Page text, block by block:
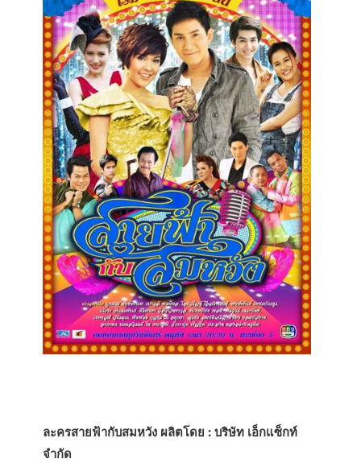
ละครสายฟ้ากับสมหวัง ผลิตโดย : บริษัท เอ็กแซ็กท์
จำกัด